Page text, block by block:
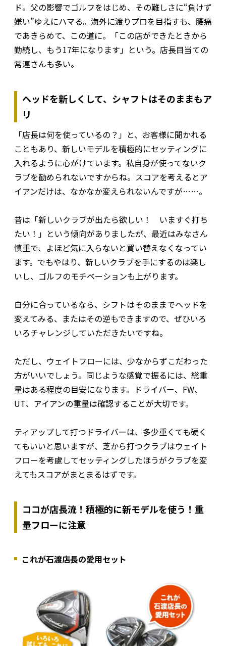
ド。父の影響でゴルフをはじめ、その難しさに“負けず
嫌い”ゆえにハマる。海外に渡りプロを目指すも、腰痛
であきらめて、この道に。「この店ができたときから
勤続し、もう17年になります」という。店長目当ての
常連さんも多い。
ヘッドを新しくして、シャフトはそのままもア
リ
「店長は何を使っているの？」と、お客様に聞かれる
こともあり、新しいモデルを積極的にセッティングに
入れるように心がけています。私自身が使ってないク
ラブを勧められないですからね。スコアを考えるとア
イアンだけは、なかなか変えられないんですが……。
昔は「新しいクラブが出たら欲しい！ いますぐ打ち
たい！」という傾向がありましたが、最近はみなさん
慎重で、よほど気に入らないと買い替えなくなってい
ます。でもやはり、新しいクラブを手にするのは楽し
いし、ゴルフのモチベーションも上がります。
自分に合っているなら、シフトはそのままでヘッドを
変えてみる、またはその逆もできますので、ぜひいろ
いろチャレンジしていただきたいですね。
ただし、ウェイトフローには、少なからずこだわった
方がいいでしょう。同じような感覚で振るには、総重
量はある程度の目安になります。ドライバー、FW、
UT、アイアンの重量は確認することが大切です。
ティアップして打つドライバーは、多少重くても硬く
てもいいと思いますが、芝から打つクラブはウェイト
フローを考慮してセッティングしたほうがクラブを変
えてもスコアがまとまるはずです。
ココが店長流！積極的に新モデルを使う！重
量フローに注意
これが石渡店長の愛用セット